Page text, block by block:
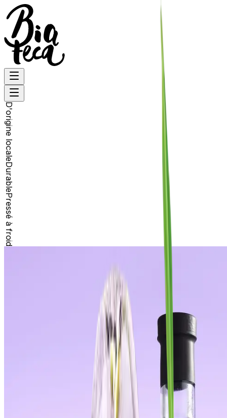
D'origine locale
Durable
Pressé à froid